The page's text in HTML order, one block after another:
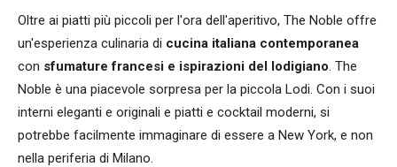
Oltre ai piatti più piccoli per l'ora dell'aperitivo, The Noble offre
un'esperienza culinaria di cucina italiana contemporanea
con sfumature francesi e ispirazioni del lodigiano. The
Noble è una piacevole sorpresa per la piccola Lodi. Con i suoi
interni eleganti e originali e piatti e cocktail moderni, si
potrebbe facilmente immaginare di essere a New York, e non
nella periferia di Milano.